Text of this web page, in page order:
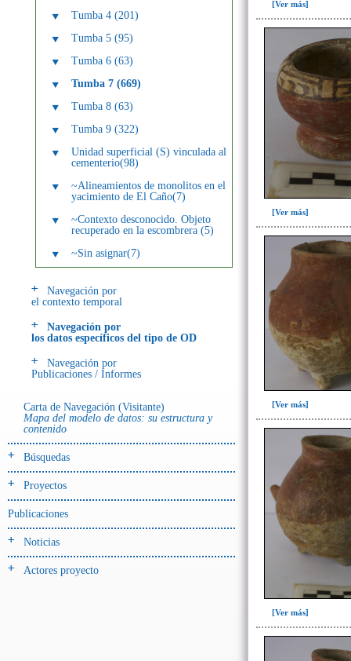
Tumba 4 (201)
Tumba 5 (95)
Tumba 6 (63)
Tumba 7 (669)
Tumba 8 (63)
Tumba 9 (322)
Unidad superficial (S) vinculada al
cementerio(98)
~Alineamientos de monolitos en el
yacimiento de El Caño(7)
~Contexto desconocido. Objeto
recuperado en la escombrera (5)
~Sin asignar(7)
Navegación por
el contexto temporal
Navegación por
los datos específicos del tipo de OD
Navegación por
Publicaciones / Informes
Carta de Navegación (Visitante)
Mapa del modelo de datos: su estructura y
contenido
Búsquedas
Proyectos
Publicaciones
Noticias
Actores proyecto
[Ver más]
[Ver más]
[Ver más]
[Ver más]